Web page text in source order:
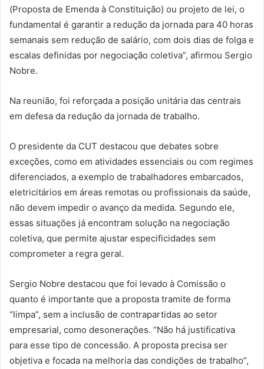
(Proposta de Emenda à Constituição) ou projeto de lei, o
fundamental é garantir a redução da jornada para 40 horas
semanais sem redução de salário, com dois dias de folga e
escalas definidas por negociação coletiva”, afirmou Sergio
Nobre.
Na reunião, foi reforçada a posição unitária das centrais
em defesa da redução da jornada de trabalho.
O presidente da CUT destacou que debates sobre
exceções, como em atividades essenciais ou com regimes
diferenciados, a exemplo de trabalhadores embarcados,
eletricitários em áreas remotas ou profissionais da saúde,
não devem impedir o avanço da medida. Segundo ele,
essas situações já encontram solução na negociação
coletiva, que permite ajustar especificidades sem
comprometer a regra geral.
Sergio Nobre destacou que foi levado à Comissão o
quanto é importante que a proposta tramite de forma
“limpa”, sem a inclusão de contrapartidas ao setor
empresarial, como desonerações. “Não há justificativa
para esse tipo de concessão. A proposta precisa ser
objetiva e focada na melhoria das condições de trabalho”,